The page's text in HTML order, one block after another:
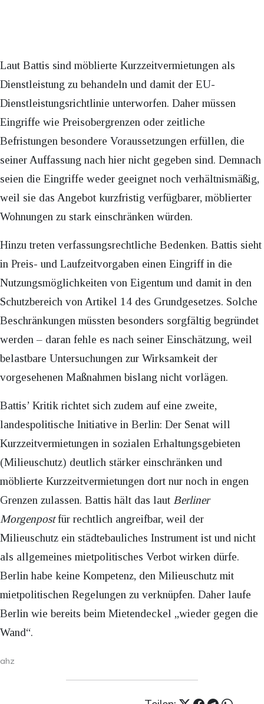
Laut Battis sind möblierte Kurzzeitvermietungen als
Dienstleistung zu behandeln und damit der EU-
Dienstleistungsrichtlinie unterworfen. Daher müssen
Eingriffe wie Preisobergrenzen oder zeitliche
Befristungen besondere Voraussetzungen erfüllen, die
seiner Auffassung nach hier nicht gegeben sind. Demnach
seien die Eingriffe weder geeignet noch verhältnismäßig,
weil sie das Angebot kurzfristig verfügbarer, möblierter
Wohnungen zu stark einschränken würden.
Hinzu treten verfassungsrechtliche Bedenken. Battis sieht
in Preis- und Laufzeitvorgaben einen Eingriff in die
Nutzungsmöglichkeiten von Eigentum und damit in den
Schutzbereich von Artikel 14 des Grundgesetzes. Solche
Beschränkungen müssten besonders sorgfältig begründet
werden – daran fehle es nach seiner Einschätzung, weil
belastbare Untersuchungen zur Wirksamkeit der
vorgesehenen Maßnahmen bislang nicht vorlägen.
Battis’ Kritik richtet sich zudem auf eine zweite,
landespolitische Initiative in Berlin: Der Senat will
Kurzzeitvermietungen in sozialen Erhaltungsgebieten
(Milieuschutz) deutlich stärker einschränken und
möblierte Kurzzeitvermietungen dort nur noch in engen
Grenzen zulassen. Battis hält das laut Berliner
Morgenpostfür rechtlich angreifbar, weil der
Milieuschutz ein städtebauliches Instrument ist und nicht
als allgemeines mietpolitisches Verbot wirken dürfe.
Berlin habe keine Kompetenz, den Milieuschutz mit
mietpolitischen Regelungen zu verknüpfen. Daher laufe
Berlin wie bereits beim Mietendeckel „wieder gegen die
Wand“.
ahz